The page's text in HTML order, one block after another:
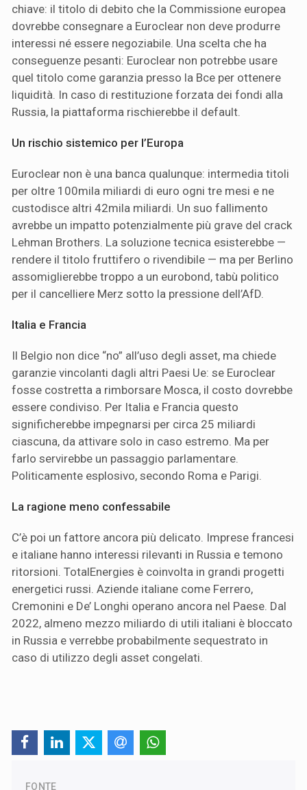
chiave: il titolo di debito che la Commissione europea
dovrebbe consegnare a Euroclear non deve produrre
interessi né essere negoziabile. Una scelta che ha
conseguenze pesanti: Euroclear non potrebbe usare
quel titolo come garanzia presso la Bce per ottenere
liquidità. In caso di restituzione forzata dei fondi alla
Russia, la piattaforma rischierebbe il default.
Un rischio sistemico per l’Europa
Euroclear non è una banca qualunque: intermedia titoli
per oltre 100mila miliardi di euro ogni tre mesi e ne
custodisce altri 42mila miliardi. Un suo fallimento
avrebbe un impatto potenzialmente più grave del crack
Lehman Brothers. La soluzione tecnica esisterebbe —
rendere il titolo fruttifero o rivendibile — ma per Berlino
assomiglierebbe troppo a un eurobond, tabù politico
per il cancelliere Merz sotto la pressione dell’AfD.
Italia e Francia
Il Belgio non dice “no” all’uso degli asset, ma chiede
garanzie vincolanti dagli altri Paesi Ue: se Euroclear
fosse costretta a rimborsare Mosca, il costo dovrebbe
essere condiviso. Per Italia e Francia questo
significherebbe impegnarsi per circa 25 miliardi
ciascuna, da attivare solo in caso estremo. Ma per
farlo servirebbe un passaggio parlamentare.
Politicamente esplosivo, secondo Roma e Parigi.
La ragione meno confessabile
C’è poi un fattore ancora più delicato. Imprese francesi
e italiane hanno interessi rilevanti in Russia e temono
ritorsioni. TotalEnergies è coinvolta in grandi progetti
energetici russi. Aziende italiane come Ferrero,
Cremonini e De’ Longhi operano ancora nel Paese. Dal
2022, almeno mezzo miliardo di utili italiani è bloccato
in Russia e verrebbe probabilmente sequestrato in
caso di utilizzo degli asset congelati.
FONTE